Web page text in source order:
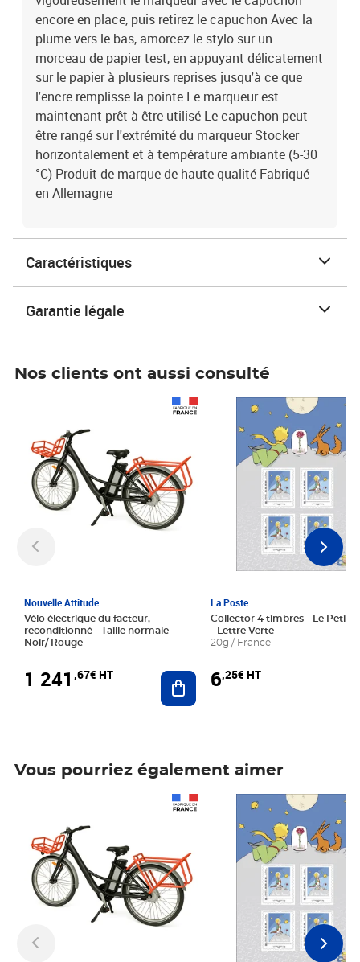
encore en place, puis retirez le capuchon Avec la
plume vers le bas, amorcez le stylo sur un
morceau de papier test, en appuyant délicatement
sur le papier à plusieurs reprises jusqu'à ce que
l'encre remplisse la pointe Le marqueur est
maintenant prêt à être utilisé Le capuchon peut
être rangé sur l'extrémité du marqueur Stocker
horizontalement et à température ambiante (5-30
°C) Produit de marque de haute qualité Fabriqué
en Allemagne
Caractéristiques
Garantie légale
Nos clients ont aussi consulté
Nouvelle Attitude
Vélo électrique du facteur,
reconditionné - Taille normale -
Noir/ Rouge
1 241 ,67€ HT Ajouter au panier
La Poste
Collector 4 timbres - Le Petit
- Lettre Verte
20g / France
6,25€ HT
Prix 6,25€ HT
Vous pourriez également aimer
Prix 6,25€ HT